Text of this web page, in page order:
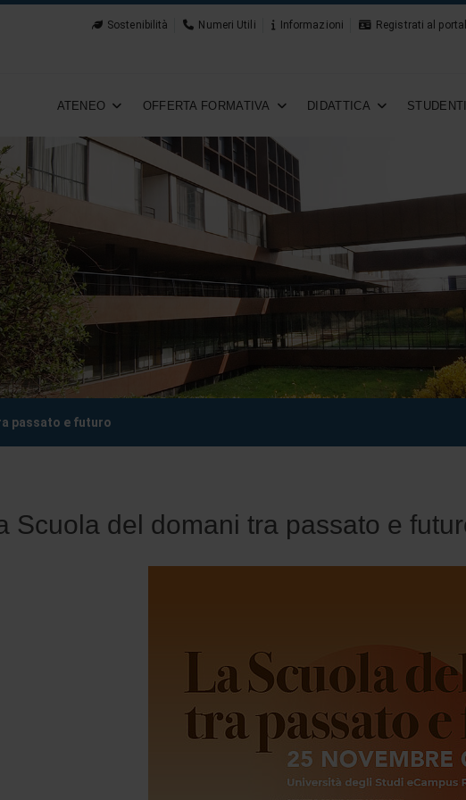
Sostenibilità Numeri Utili Informazioni Registrati al
ATENEO OFFERTA FORMATIVA DIDATTICA
passato e futuro
Scuola del domani tra passato e